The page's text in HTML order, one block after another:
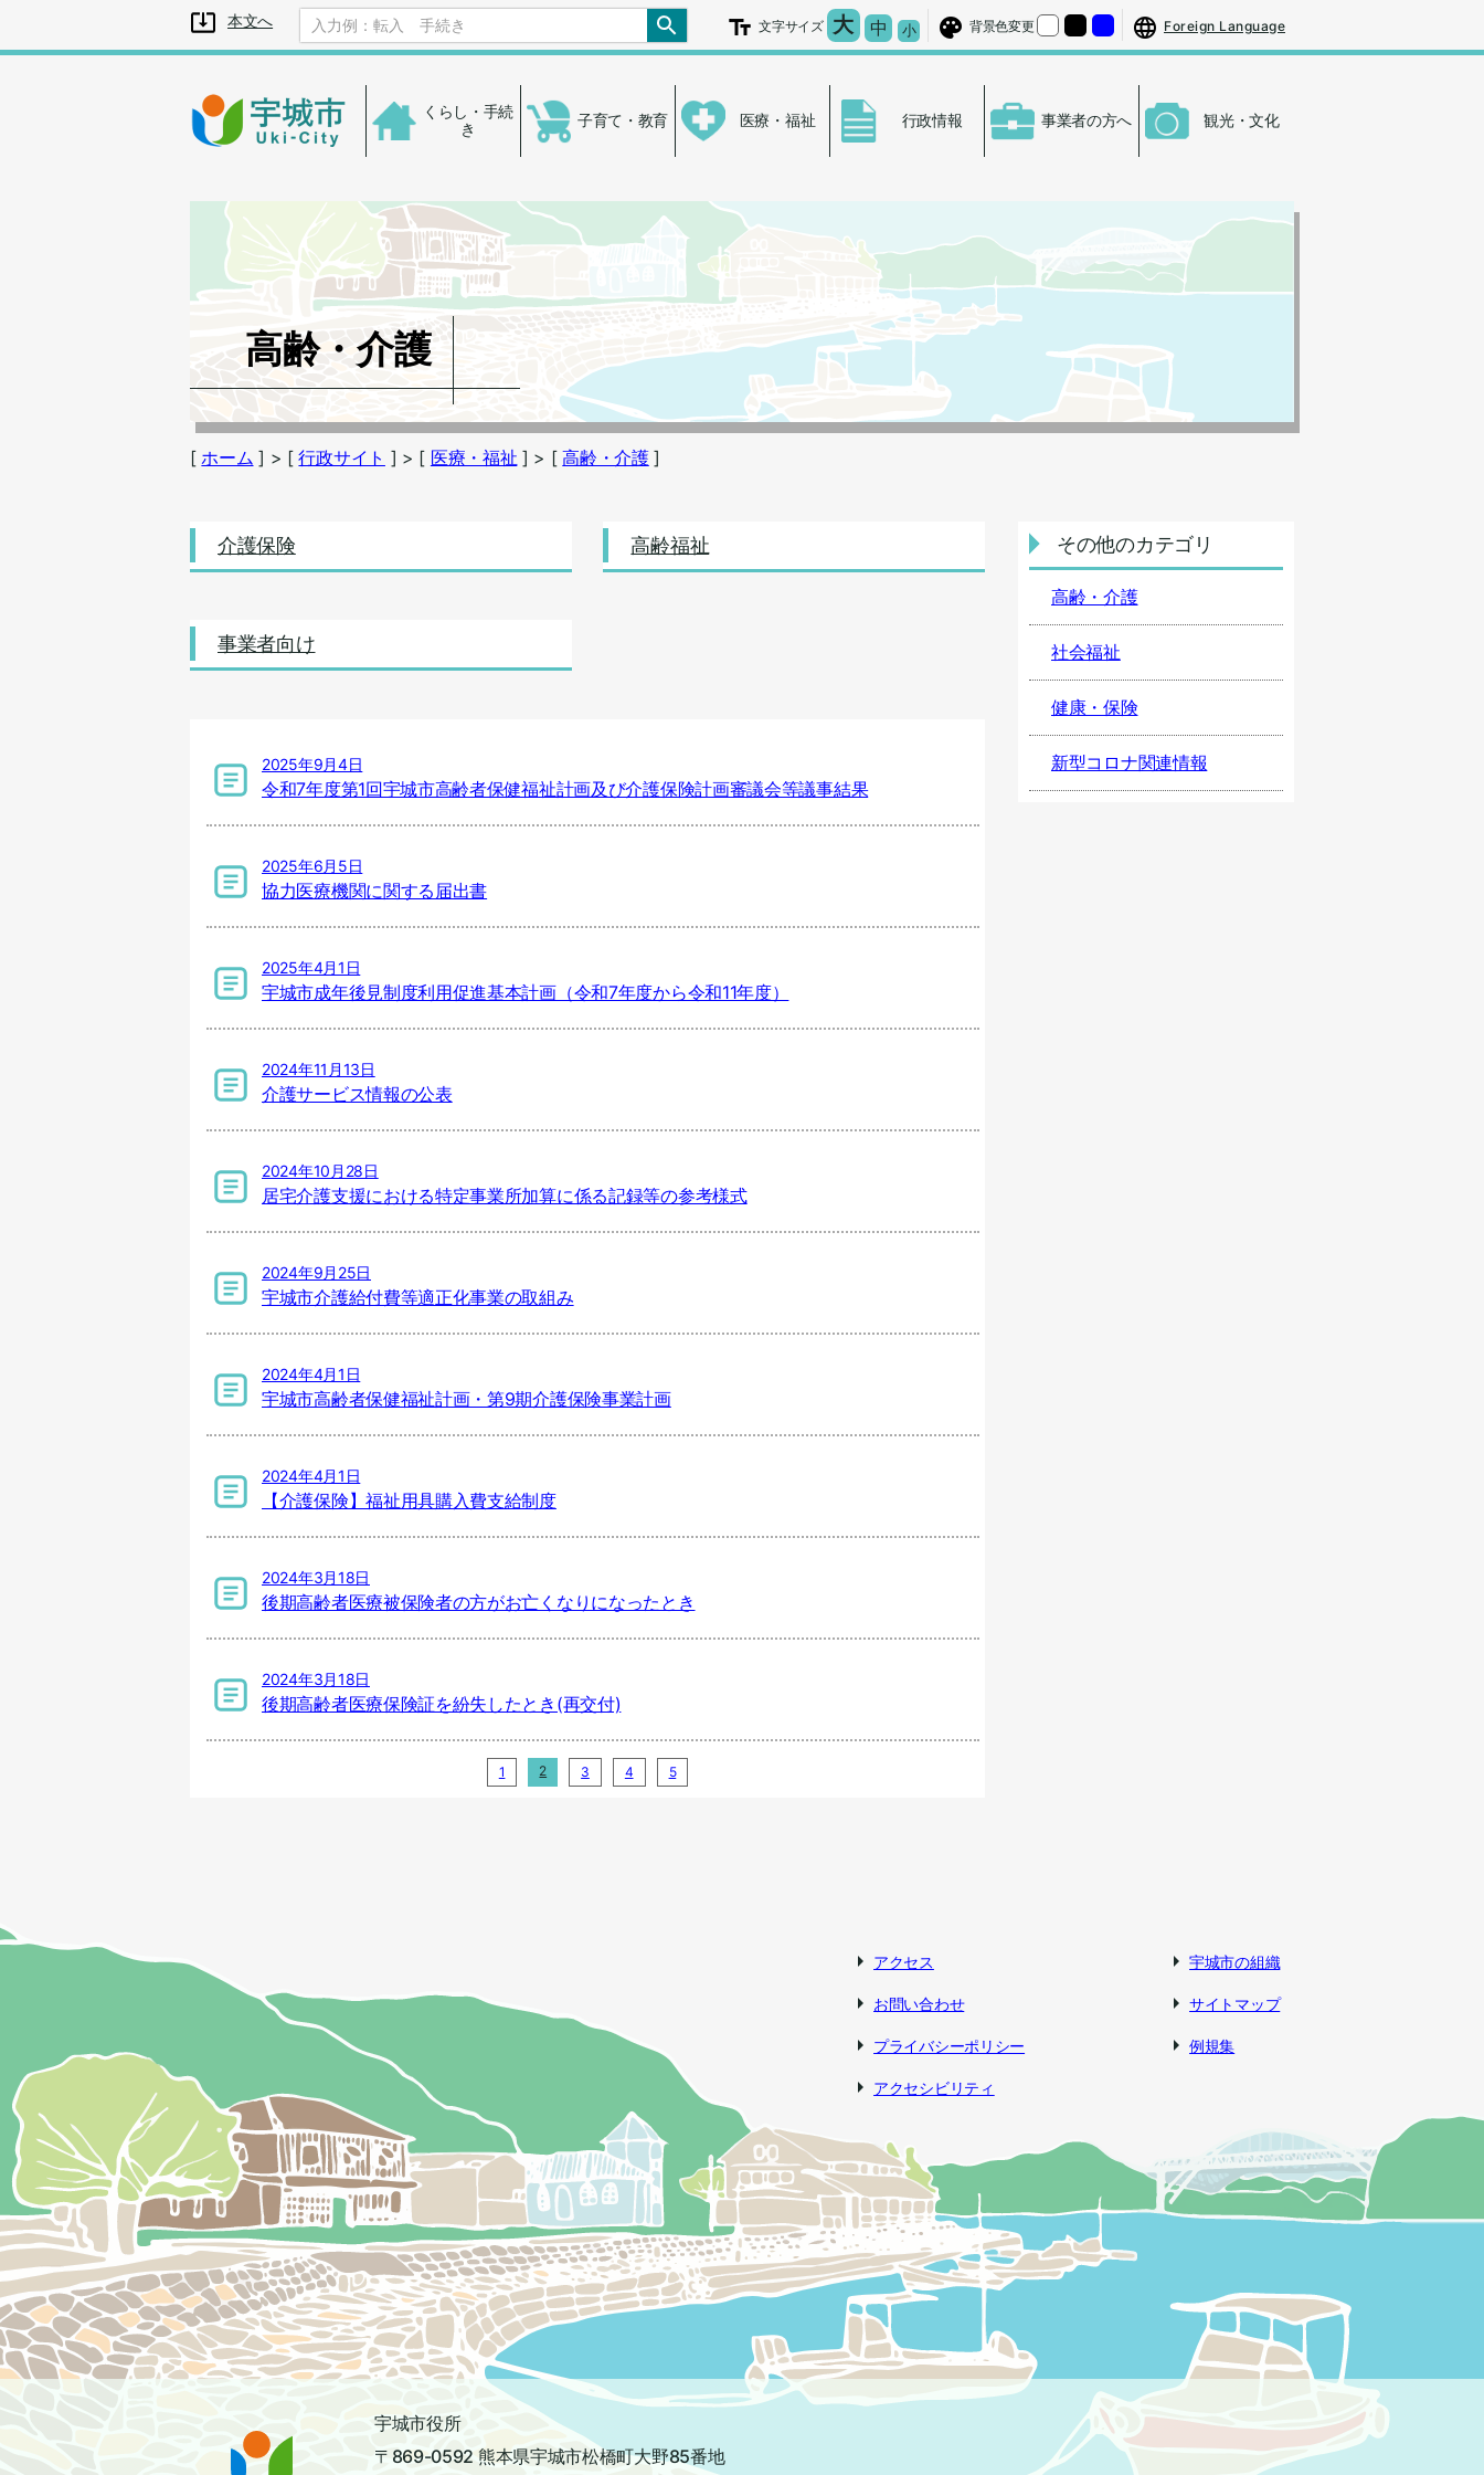
メニューを飛ばして本文へ
本文へ 文字サイズ 大文字を大きくする
中 文字の大きさをもとの大きさに戻す
小文字を小さくする
背景色変更 背景色の変更：白
背景色の変更：黒
背景色の変更：青Foreign Language
くらし・手続
き
子育て・教育 医療・福祉 行政情報 事業者の方へ 観光・文化
高齢・介護
[ ホーム ] > [行政サイト ] > [ 医療・福祉 ] > [高齢・介護]
介護保険 高齢福祉
事業者向け
2025年9月4日
令和7年度第1回宇城市高齢者保健福祉計画及び介護保険計画審議会等議事結果
2025年6月5日
協力医療機関に関する届出書
2025年4月1日
宇城市成年後見制度利用促進基本計画（令和7年度から令和11年度）
2024年11月13日
介護サービス情報の公表
2024年10月28日
居宅介護支援における特定事業所加算に係る記録等の参考様式
2024年9月25日
宇城市介護給付費等適正化事業の取組み
2024年4月1日
宇城市高齢者保健福祉計画・第9期介護保険事業計画
2024年4月1日
【介護保険】福祉用具購入費支給制度
2024年3月18日
後期高齢者医療被保険者の方がお亡くなりになったとき
2024年3月18日
後期高齢者医療保険証を紛失したとき(再交付)
1 2 3 4 5
その他のカテゴリ
高齢・介護
社会福祉
健康・保険
新型コロナ関連情報
アクセス 宇城市の組織
お問い合わせ サイトマップ
プライバシーポリシー 例規集
アクセシビリティ
宇城市役所
〒869-0592 熊本県宇城市松橋町大野85番地